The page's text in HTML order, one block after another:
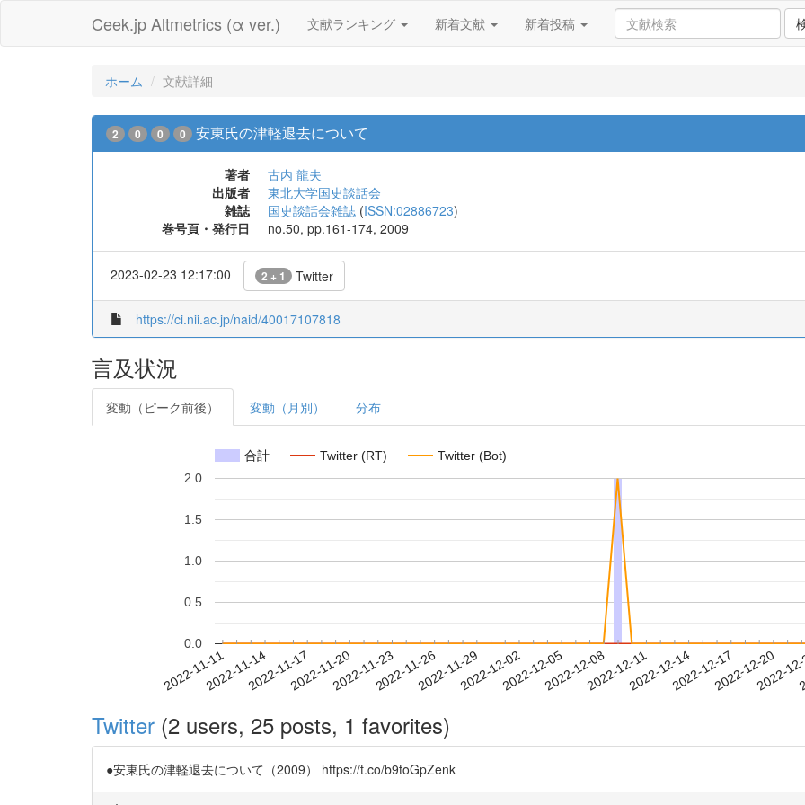
Ceek.jp Altmetrics (α ver.) 文献ランキング 新着文献 新着投稿
ホーム 文献詳細
2 0 0 0 安東氏の津軽退去について
著者
古内 龍夫
出版者
東北大学国史談話会
雑誌
国史談話会雑誌 (ISSN:02886723)
巻号頁・発行日
no.50, pp.161-174, 2009
2023-02-23 12:17:00 2 + 1 Twitter
https://ci.nii.ac.jp/naid/40017107818
言及状況
変動（ピーク前後） 変動（月別） 分布
合計 Twitter (RT) Twitter (Bot)
2022-11-112022-11-142022-11-172022-11-202022-11-232022-11-262022-11-292022-12-022022-12-052022-12-082022-12-112022-12-142022-12-172022-12-20
2022-
0.0
0.5
1.0
1.5
2.0
Twitter (2 users, 25 posts, 1 favorites)
●安東氏の津軽退去について（2009） https://t.co/b9toGpZenk